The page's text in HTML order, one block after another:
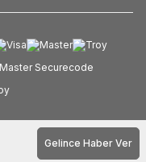
Gelince Haber Ver